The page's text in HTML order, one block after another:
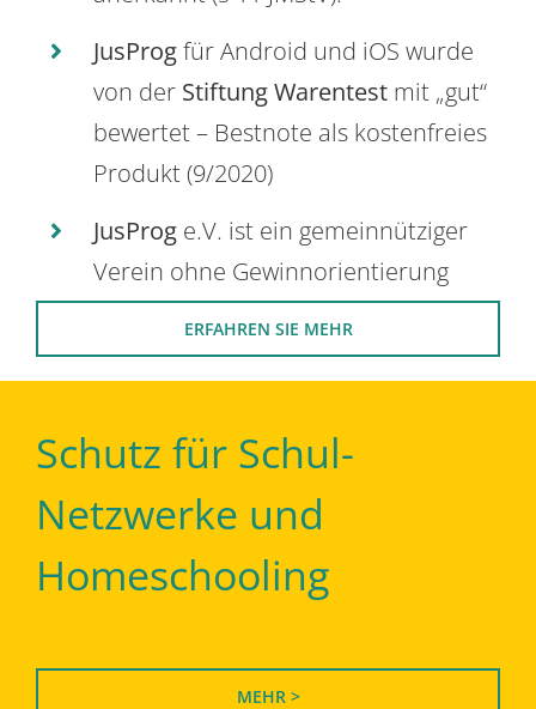
JusProgfür Android und iOS wurde
von der Stiftung Warentest mit „gut“
bewertet – Bestnote als kostenfreies
Produkt (9/2020)
JusProg e.V. ist ein gemeinnütziger
Verein ohne Gewinnorientierung
ERFAHREN SIE MEHR
Schutz für Schul-
Netzwerke und
Homeschooling
MEHR >